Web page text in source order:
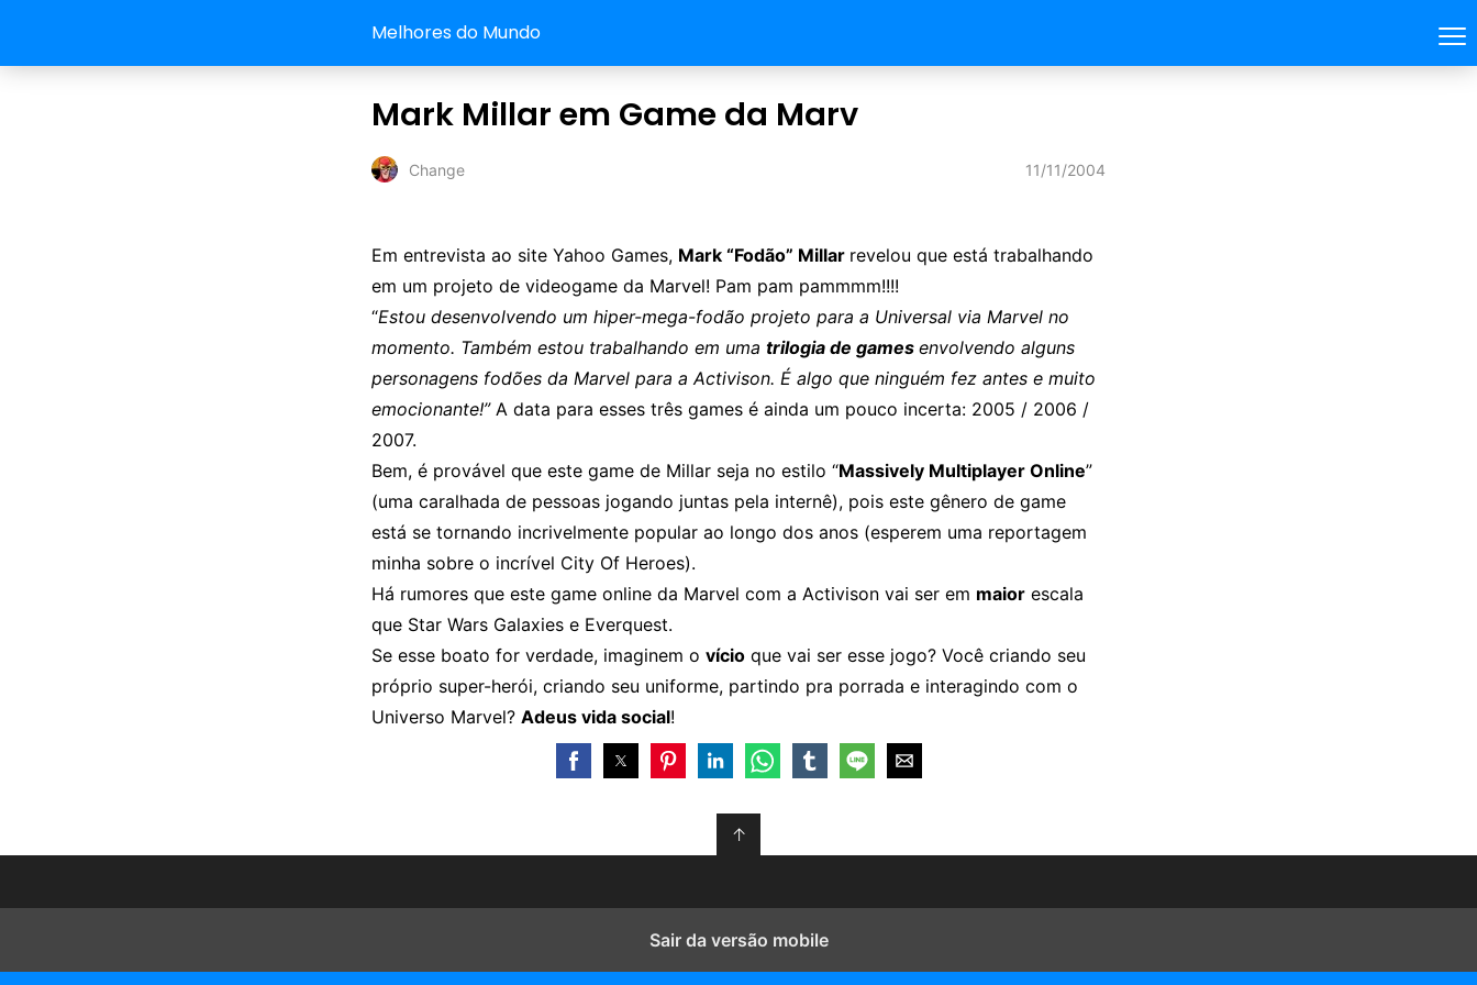
Melhores do Mundo
Mark Millar em Game da Marv
Change 11/11/2004
Em entrevista ao site Yahoo Games, Mark “Fodão” Millar revelou que está trabalhando
em um projeto de videogame da Marvel! Pam pam pammmm!!!!
“Estou desenvolvendo um hiper-mega-fodão projeto para a Universal via Marvel no
momento. Também estou trabalhando em uma trilogia de games envolvendo alguns
personagens fodões da Marvel para a Activison. É algo que ninguém fez antes e muito
emocionante!” A data para esses três games é ainda um pouco incerta: 2005 / 2006 /
2007.
Bem, é provável que este game de Millar seja no estilo “Massively Multiplayer Online”
(uma caralhada de pessoas jogando juntas pela internê), pois este gênero de game
está se tornando incrivelmente popular ao longo dos anos (esperem uma reportagem
minha sobre o incrível City Of Heroes).
Há rumores que este game online da Marvel com a Activison vai ser em maior escala
que Star Wars Galaxies e Everquest.
Se esse boato for verdade, imaginem o vício que vai ser esse jogo? Você criando seu
próprio super-herói, criando seu uniforme, partindo pra porrada e interagindo com o
Universo Marvel? Adeus vida social!
↑
Sair da versão mobile